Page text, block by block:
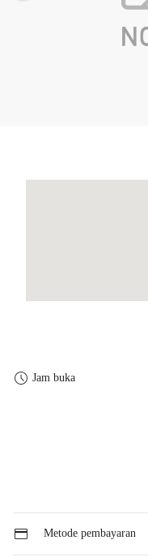
Jam buka
Metode pembayaran